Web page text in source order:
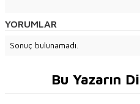
YORUMLAR
Sonuç bulunamadı.
Bu Yazarın